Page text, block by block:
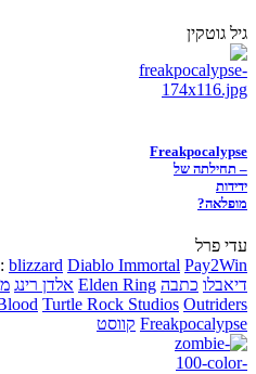
גיל גוטקין
Freakpocalypse
– תחילתה של
ידידות
מופלאה?
עדי פרל
blizzard Diablo Immortal Pay2Win
דיאבלו כתבה Elden Ring אלדן רינג
Turtle Rock Studios Outriders
Freakpocalypse קווסט